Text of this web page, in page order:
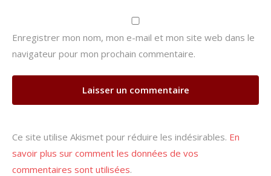
Enregistrer mon nom, mon e-mail et mon site web dans le
navigateur pour mon prochain commentaire.
Ce site utilise Akismet pour réduire les indésirables. En
savoir plus sur comment les données de vos
commentaires sont utilisées.